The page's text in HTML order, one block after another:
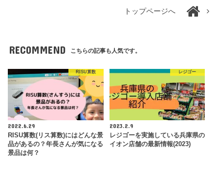
トップページへ
RECOMMEND こちらの記事も人気です。
RISU算数
2022.6.29
RISU算数(リス算数)にはどんな景
品があるの？年長さんが気になる
景品は何？
レジゴー
2023.2.9
レジゴーを実施している兵庫県の
イオン店舗の最新情報(2023)